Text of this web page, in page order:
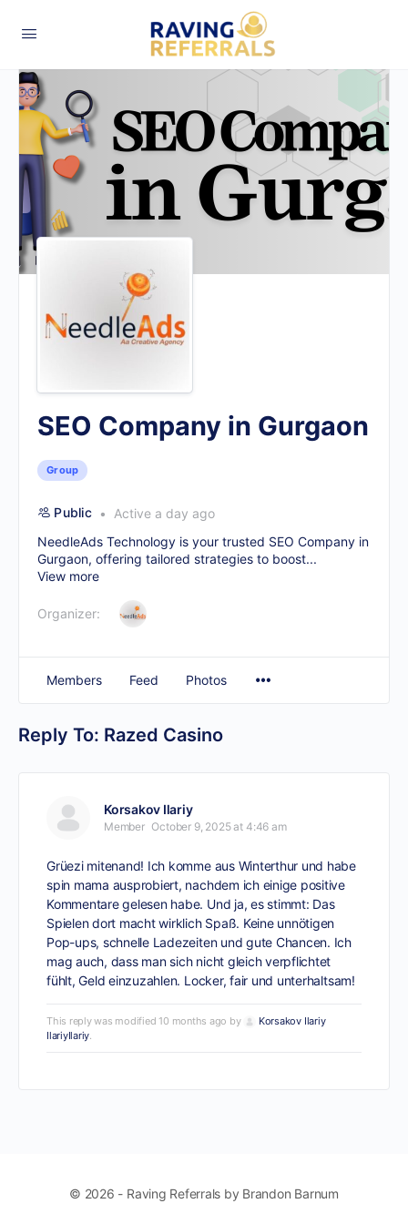
SEO Company in Gurgaon
Group
Public
Active a day ago
NeedleAds Technology is your trusted SEO Company in
Gurgaon, offering tailored strategies to boost...
View more
Organizer:
Members Feed Photos
Reply To: Razed Casino
Korsakov Ilariy
Member October 9, 2025 at 4:46 am
Grüezi mitenand! Ich komme aus Winterthur und habe
spin mama ausprobiert, nachdem ich einige positive
Kommentare gelesen habe. Und ja, es stimmt: Das
Spielen dort macht wirklich Spaß. Keine unnötigen
Pop-ups, schnelle Ladezeiten und gute Chancen. Ich
mag auch, dass man sich nicht gleich verpflichtet
fühlt, Geld einzuzahlen. Locker, fair und unterhaltsam!
This reply was modified 10 months ago by
Korsakov Ilariy
IlariyIlariy.
© 2026 - Raving Referrals by Brandon Barnum